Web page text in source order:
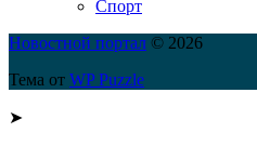
Спорт
Новостной портал © 2026
Тема от WP Puzzle
➤